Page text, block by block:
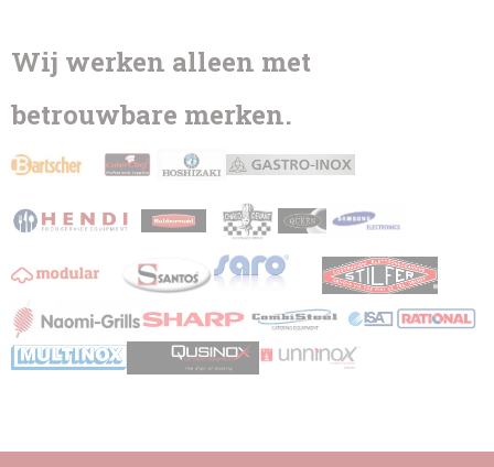
Wij werken alleen met
betrouwbare merken.